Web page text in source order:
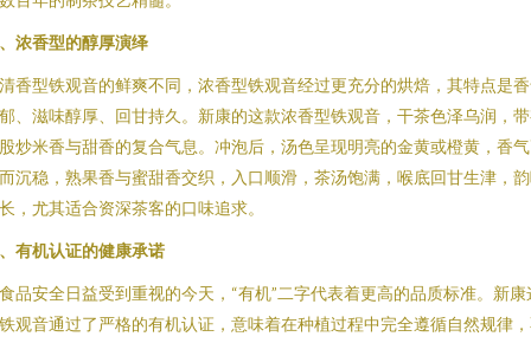
浓香型的醇厚演绎
香型铁观音的鲜爽不同，浓香型铁观音经过更充分的烘焙，其特点是
、滋味醇厚、回甘持久。新康的这款浓香型铁观音，干茶色泽乌润，
炒米香与甜香的复合气息。冲泡后，汤色呈现明亮的金黄或橙黄，香
沉稳，熟果香与蜜甜香交织，入口顺滑，茶汤饱满，喉底回甘生津，
，尤其适合资深茶客的口味追求。
有机认证的健康承诺
品安全日益受到重视的今天，“有机”二字代表着更高的品质标准。新康
观音通过了严格的有机认证，意味着在种植过程中完全遵循自然规律